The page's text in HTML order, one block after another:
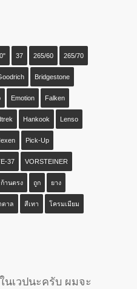
37 265/60 265/70
Bridgestone
Emotion Falken
Hankook Lenso
Pick-Up
37 VORSTEINER
ก้านตรง ถูก ยาง
ตาล สีเทา โครมเมียม
นเวปนะครับ ผมจะ